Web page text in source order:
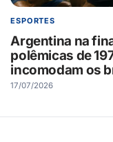
ESPORTES
Argentina na
polêmicas de
incomodam os
17/07/2026